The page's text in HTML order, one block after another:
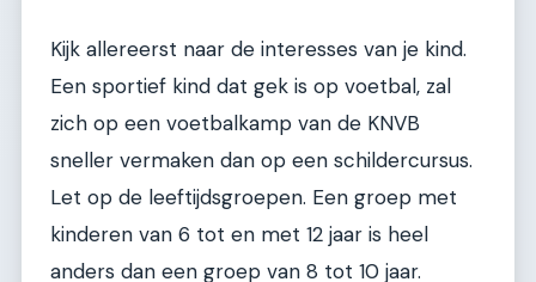
Kijk allereerst naar de interesses van je kind.
Een sportief kind dat gek is op voetbal, zal
zich op een voetbalkamp van de KNVB
sneller vermaken dan op een schildercursus.
Let op de leeftijdsgroepen. Een groep met
kinderen van 6 tot en met 12 jaar is heel
anders dan een groep van 8 tot 10 jaar.